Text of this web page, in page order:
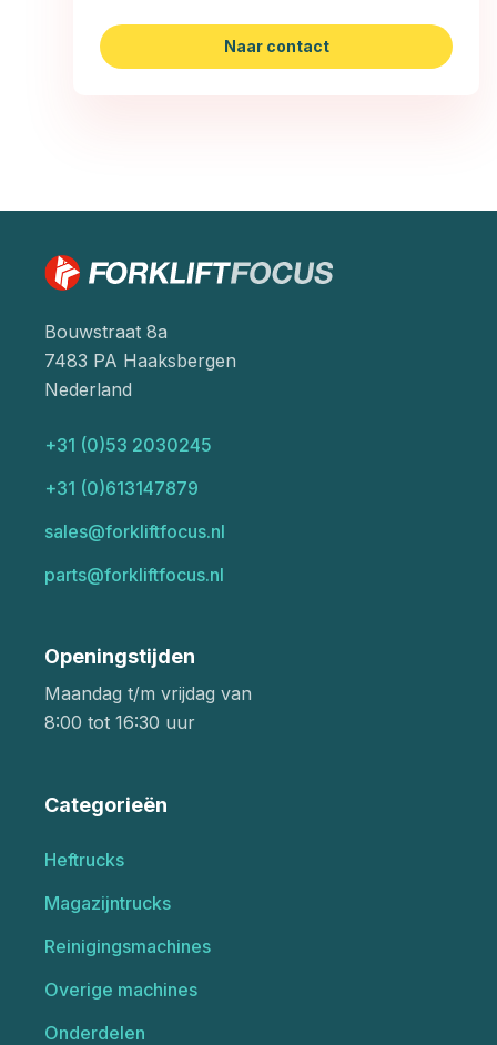
Naar contact
Bouwstraat 8a
7483 PA Haaksbergen
Nederland
+31 (0)53 2030245
+31 (0)613147879
sales@forkliftfocus.nl
parts@forkliftfocus.nl
Openingstijden
Maandag t/m vrijdag van
8:00 tot 16:30 uur
Categorieën
Heftrucks
Magazijntrucks
Reinigingsmachines
Overige machines
Onderdelen